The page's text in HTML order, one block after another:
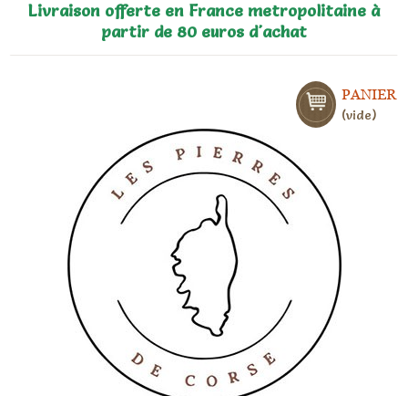
Livraison offerte en France metropolitaine à
partir de 80 euros d'achat
PANIER
vide